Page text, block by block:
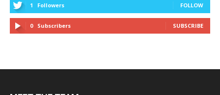
1 Followers FOLLOW
0 Subscribers SUBSCRIBE